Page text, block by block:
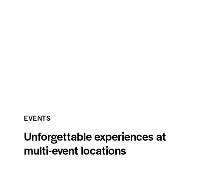
EVENTS
Unforgettable experiences at
multi-event locations